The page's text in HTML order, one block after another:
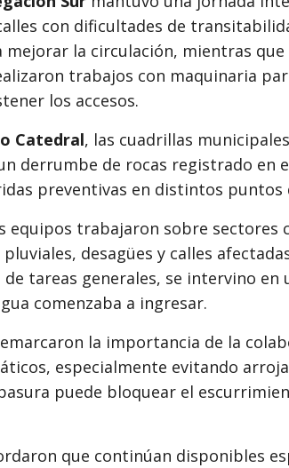
con dificultades de
la circulación, mientras que
trabajos con maquinaria
los accesos.
Catedral, las cuadrillas
derrumbe de rocas registrado en
preventivas en distintos puntos
equipos trabajaron sobre sectores
desagües y calles
de tareas generales, se intervino en
comenzaba a ingresar.
la importancia de la
especialmente evitando
puede bloquear el
que continúan disponibles